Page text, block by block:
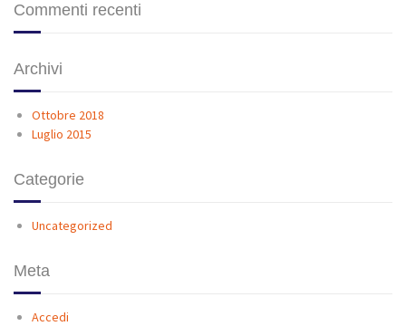
Commenti recenti
Archivi
Ottobre 2018
Luglio 2015
Categorie
Uncategorized
Meta
Accedi